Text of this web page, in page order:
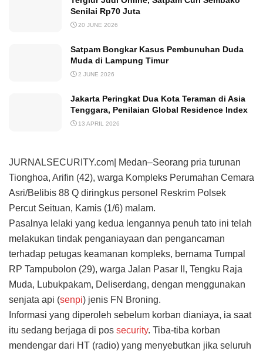
Senilai Rp70 Juta
20 JUNE 2026
Satpam Bongkar Kasus Pembunuhan Duda
Muda di Lampung Timur
2 JUNE 2026
Jakarta Peringkat Dua Kota Teraman di Asia
Tenggara, Penilaian Global Residence Index
13 APRIL 2026
JURNALSECURITY.com| Medan–Seorang pria turunan
Tionghoa, Arifin (42), warga Kompleks Perumahan Cemara
Asri/Belibis 88 Q diringkus personel Reskrim Polsek
Percut Seituan, Kamis (1/6) malam.
Pasalnya lelaki yang kedua lengannya penuh tato ini telah
melakukan tindak penganiayaan dan pengancaman
terhadap petugas keamanan kompleks, bernama Tumpal
RP Tampubolon (29), warga Jalan Pasar II, Tengku Raja
Muda, Lubukpakam, Deliserdang, dengan menggunakan
senjata api (senpi) jenis FN Broning.
Informasi yang diperoleh sebelum korban dianiaya, ia saat
itu sedang berjaga di pos security. Tiba-tiba korban
mendengar dari HT (radio) yang menyebutkan jika seluruh